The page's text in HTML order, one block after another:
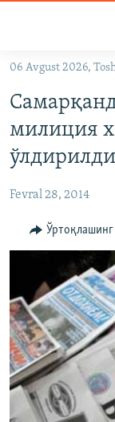
Асосий
навигацияга
ўтинг
Қидиришга
OZODVIDEO
OZODARXIV
На русском
ИЖТИМОИЙ
Озодлик
06 Avgust 2026,
милиция
ўлдирилди
Fevral 28, 2014
Ўртоқлашинг